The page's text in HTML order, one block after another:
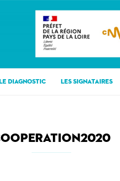
LE DIAGNOSTIC LES SIGNATAIRES